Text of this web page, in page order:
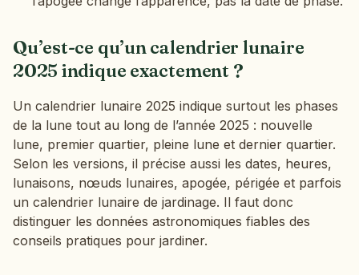
Qu’est-ce qu’un calendrier lunaire
2025 indique exactement ?
Un calendrier lunaire 2025 indique surtout les phases
de la lune tout au long de l’année 2025 : nouvelle
lune, premier quartier, pleine lune et dernier quartier.
Selon les versions, il précise aussi les dates, heures,
lunaisons, nœuds lunaires, apogée, périgée et parfois
un calendrier lunaire de jardinage. Il faut donc
distinguer les données astronomiques fiables des
conseils pratiques pour jardiner.